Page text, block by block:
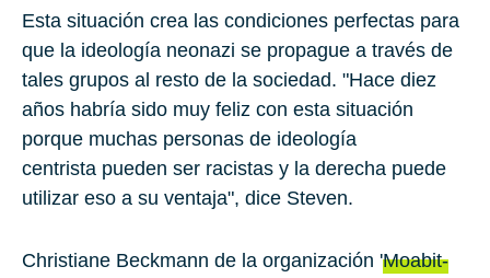
Esta situación crea las condiciones perfectas para
que la ideología neonazi se propague a través de
tales grupos al resto de la sociedad. "Hace diez
años habría sido muy feliz con esta situación
porque muchas personas de ideología
centrista pueden ser racistas y la derecha puede
utilizar eso a su ventaja", dice Steven.
Christiane Beckmann de la organización 'Moabit-